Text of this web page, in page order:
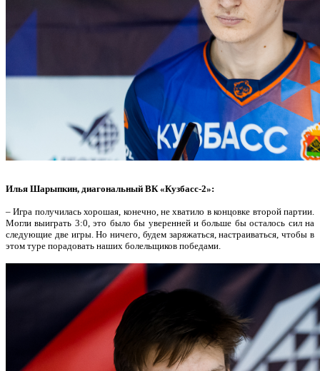
Илья Шарыпкин, диагональный ВК «Кузбасс-2»:
– Игра получилась хорошая, конечно, не хватило в концовке второй партии.
Могли выиграть 3:0, это было бы уверенней и больше бы осталось сил на
следующие две игры. Но ничего, будем заряжаться, настраиваться, чтобы в
этом туре порадовать наших болельщиков победами.